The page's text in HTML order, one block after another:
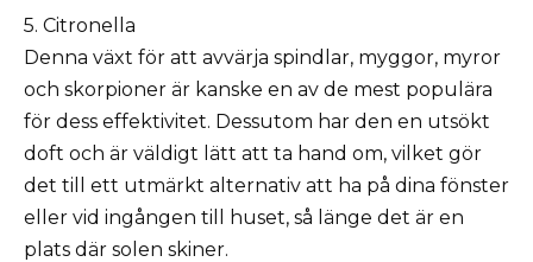
5. Citronella
Denna växt för att avvärja spindlar, myggor, myror
och skorpioner är kanske en av de mest populära
för dess effektivitet. Dessutom har den en utsökt
doft och är väldigt lätt att ta hand om, vilket gör
det till ett utmärkt alternativ att ha på dina fönster
eller vid ingången till huset, så länge det är en
plats där solen skiner.